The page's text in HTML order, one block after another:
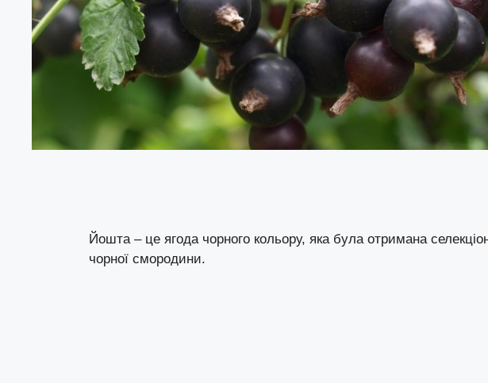
Йошта – це ягода чорного кольору, яка була отримана
чорної смородини.